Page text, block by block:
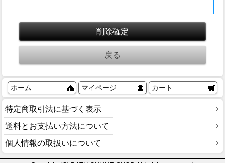
ホーム マイページ カート
特定商取引法に基づく表示
送料とお支払い方法について
個人情報の取扱いについて